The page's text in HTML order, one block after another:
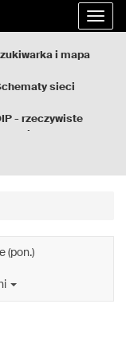
i mapa
sieci
- rzeczywiste
(pon.)